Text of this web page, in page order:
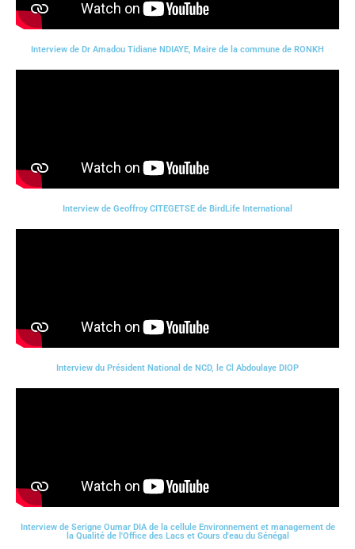
Interview de Dr Amadou Tidiane NDIAYE, Maire de la commune de RONKH
Interview de Geoffroy CITEGETSE de BirdLife International
Interview du Président National de NCD, le Cl Abdoulaye DIOP
Interview de Serigne Oumar DIA de la cellule Environnement et management de
la Qualité de l'Office des Lacs et Cours d'eau du Sénégal